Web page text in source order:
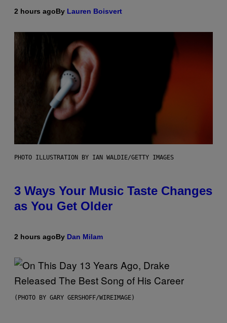
2 hours agoBy Lauren Boisvert
PHOTO ILLUSTRATION BY IAN WALDIE/GETTY IMAGES
3 Ways Your Music Taste Changes
as You Get Older
2 hours agoBy Dan Milam
(PHOTO BY GARY GERSHOFF/WIREIMAGE)